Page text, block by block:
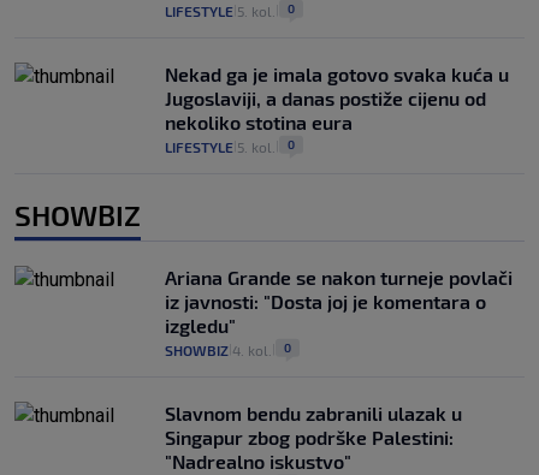
LIFESTYLE 5. kol. 0
Nekad ga je imala gotovo svaka kuća u
Jugoslaviji, a danas postiže cijenu od
nekoliko stotina eura
LIFESTYLE 5. kol. 0
SHOWBIZ
Ariana Grande se nakon turneje povlači
iz javnosti: "Dosta joj je komentara o
izgledu"
SHOWBIZ 4. kol. 0
Slavnom bendu zabranili ulazak u
Singapur zbog podrške Palestini:
"Nadrealno iskustvo"